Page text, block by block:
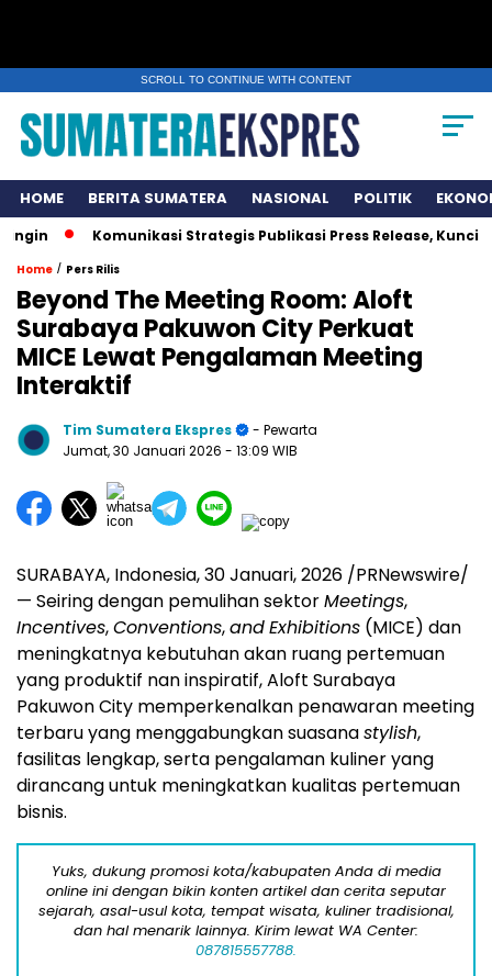
SCROLL TO CONTINUE WITH CONTENT
HOME BERITA SUMATERA NASIONAL POLITIK
Komunikasi Strategis Publikasi Press Release, Kunci UMKM
Home / Pers Rilis
Beyond The Meeting Room: Aloft
Surabaya Pakuwon City Perkuat
MICE Lewat Pengalaman Meeting
Interaktif
Tim Sumatera Ekspres
- Pewarta
Jumat, 30 Januari 2026 - 13:09 WIB
SURABAYA, Indonesia,30 Januari, 2026 /PRNewswire/
— Seiring dengan pemulihan sektorMeetings,
Incentives,Conventions,andExhibitions (MICE) dan
meningkatnya kebutuhan akan ruang pertemuan
yang produktif nan inspiratif, Aloft Surabaya
Pakuwon City memperkenalkan penawaran meeting
terbaru yang menggabungkan suasanastylish,
fasilitas lengkap, serta pengalaman kuliner yang
dirancang untuk meningkatkan kualitas pertemuan
bisnis.
Yuks, dukung promosi kota/kabupaten Anda di media
online ini dengan bikin konten artikel dan cerita seputar
sejarah, asal-usul kota, tempat wisata, kuliner tradisional,
dan hal menarik lainnya. Kirim lewat WA Center:
087815557788.